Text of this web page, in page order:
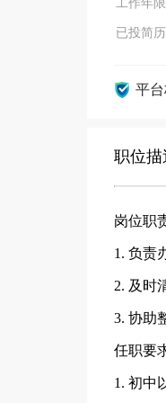
工作年限
已投简历
平
职位描
岗位职
1. 负责
2. 及时
3. 协助
任职要
1. 初中